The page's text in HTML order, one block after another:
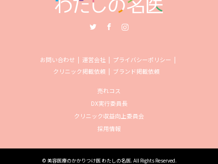
お問い合わせ 運営会社
プライバシーポリシー
クリニック掲載依頼
ブランド掲載依頼
売れコス
DX実行委員長
クリニック収益向上委員会
採用情報
© 美容医療のかかりつけ医 わたしの名医. All Rights Reserved.